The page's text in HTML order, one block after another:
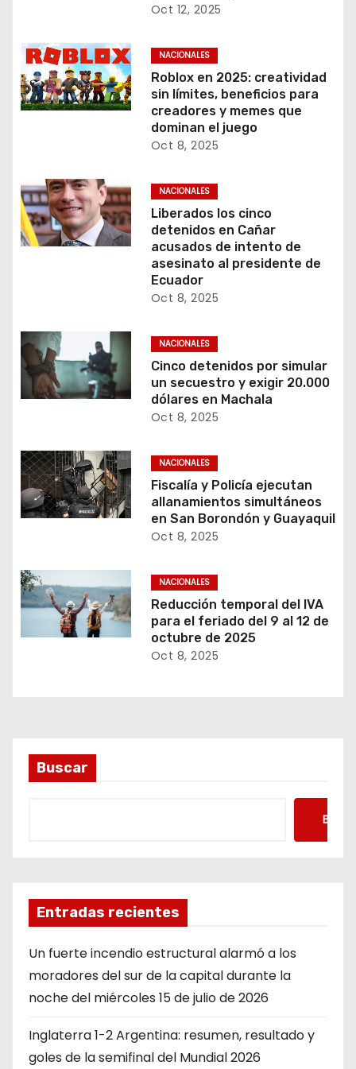
Oct 12, 2025
NACIONALES
Roblox en 2025: creatividad
sin límites, beneficios para
creadores y memes que
dominan el juego
Oct 8, 2025
NACIONALES
Liberados los cinco
detenidos en Cañar
acusados de intento de
asesinato al presidente de
Ecuador
Oct 8, 2025
NACIONALES
Cinco detenidos por simular
un secuestro y exigir 20.000
dólares en Machala
Oct 8, 2025
NACIONALES
Fiscalía y Policía ejecutan
allanamientos simultáneos
en San Borondón y Guayaquil
Oct 8, 2025
NACIONALES
Reducción temporal del IVA
para el feriado del 9 al 12 de
octubre de 2025
Oct 8, 2025
Buscar
Entradas recientes
Un fuerte incendio estructural alarmó a los
moradores del sur de la capital durante la
noche del miércoles 15 de julio de 2026
Inglaterra 1-2 Argentina: resumen, resultado y
goles de la semifinal del Mundial 2026